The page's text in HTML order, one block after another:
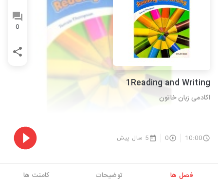
0
1Reading and Writing
اکادمی زبان خاتون
10:00
0 5 سال پیش
فصل ها توضیحات کامنت ها